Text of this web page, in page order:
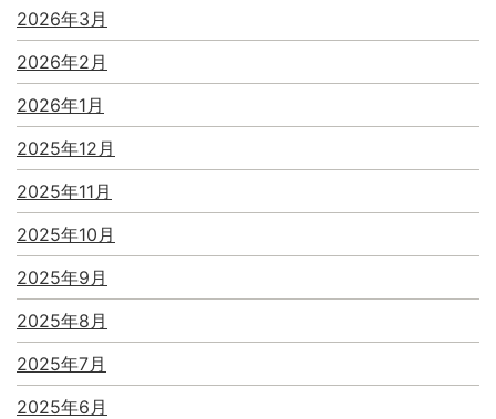
2026年3月
2026年2月
2026年1月
2025年12月
2025年11月
2025年10月
2025年9月
2025年8月
2025年7月
2025年6月